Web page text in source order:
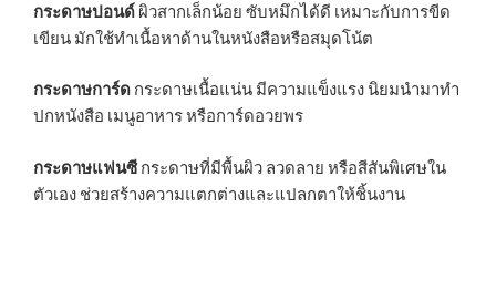
กระดาษปอนด์ ผิวสากเล็กน้อย ซับหมึกได้ดี เหมาะกับการขีด
เขียน มักใช้ทำเนื้อหาด้านในหนังสือหรือสมุดโน้ต
กระดาษการ์ด กระดาษเนื้อแน่น มีความแข็งแรง นิยมนำมาทำ
ปกหนังสือ เมนูอาหาร หรือการ์ดอวยพร
กระดาษแฟนซีกระดาษที่มีพื้นผิว ลวดลาย หรือสีสันพิเศษใน
ตัวเอง ช่วยสร้างความแตกต่างและแปลกตาให้ชิ้นงาน